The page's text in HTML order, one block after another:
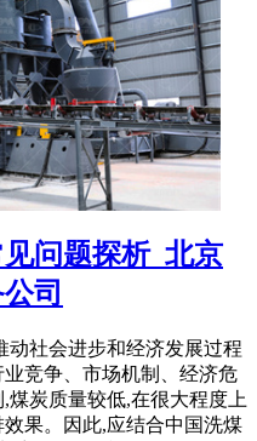
问题探析_北京
司
动社会进步和经济发展过程
竞争、市场机制、经济危
炭质量较低,在很大程度上
果。因此,应结合中国洗煤